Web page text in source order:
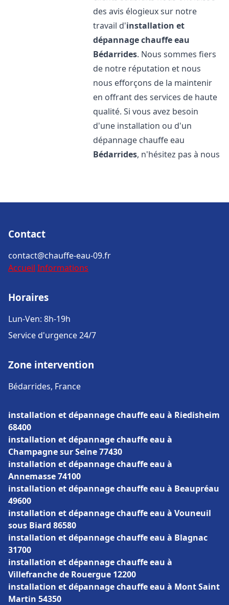
des avis élogieux sur notre
travail d'installation et
dépannage chauffe eau
Bédarrides. Nous sommes fiers
de notre réputation et nous
nous efforçons de la maintenir
en offrant des services de haute
qualité. Si vous avez besoin
d'une installation ou d'un
dépannage chauffe eau
Bédarrides, n'hésitez pas à nous
Contact
contact@chauffe-eau-09.fr
Accueil Informations
Horaires
Lun-Ven: 8h-19h
Service d'urgence 24/7
Zone intervention
Bédarrides, France
installation et dépannage chauffe eau à Riedisheim
68400
installation et dépannage chauffe eau à
Champagne sur Seine 77430
installation et dépannage chauffe eau à
Annemasse 74100
installation et dépannage chauffe eau à Beaupréau
49600
installation et dépannage chauffe eau à Vouneuil
sous Biard 86580
installation et dépannage chauffe eau à Blagnac
31700
installation et dépannage chauffe eau à
Villefranche de Rouergue 12200
installation et dépannage chauffe eau à Mont Saint
Martin 54350